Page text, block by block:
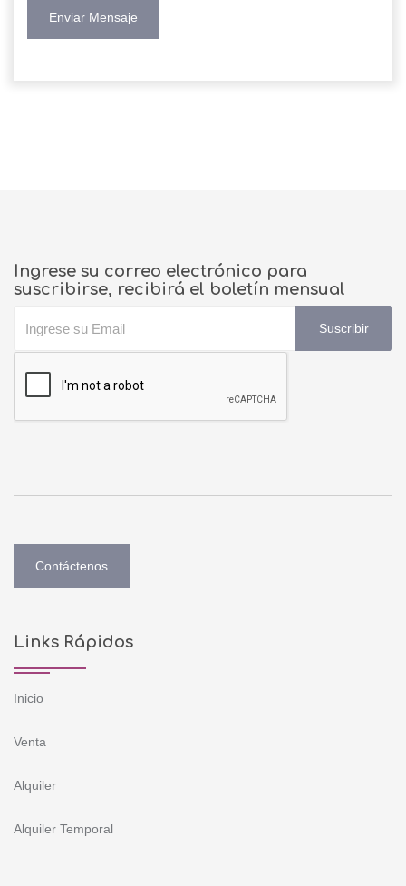
Enviar Mensaje
Ingrese su correo electrónico para
suscribirse, recibirá el boletín mensual
Suscribir
Contáctenos
Links Rápidos
Inicio
Venta
Alquiler
Alquiler Temporal